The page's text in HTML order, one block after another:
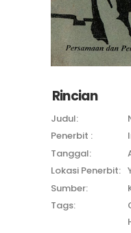
Rincian
Judul:
Penerbit :
Tanggal:
Lokasi Penerbit:
Sumber:
Tags: